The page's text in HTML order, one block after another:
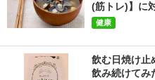
(筋トレ)】に
健康
飲む日焼け止
飲み続けてみ